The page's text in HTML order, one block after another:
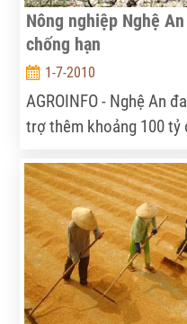
Nông nghiệp Nghệ
chống hạn
1-7-2010
AGROINFO - Nghệ An
trợ thêm khoảng 100 tỷ
vét kênh mương, 3 tỷ
bơm dầu, 1,5 tỷ đồng
định mức điện vượt 15
cấp cho dân 24 tỷ đồng
sinh hoạt cho dân